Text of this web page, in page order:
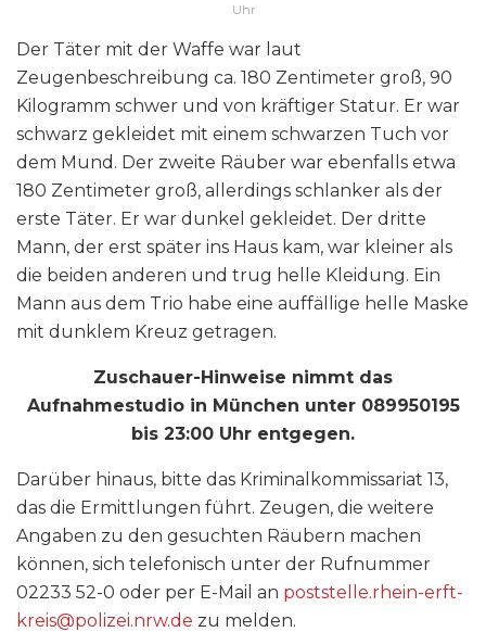
Uhr
Der Täter mit der Waffe war laut
Zeugenbeschreibung ca. 180 Zentimeter groß, 90
Kilogramm schwer und von kräftiger Statur. Er war
schwarz gekleidet mit einem schwarzen Tuch vor
dem Mund. Der zweite Räuber war ebenfalls etwa
180 Zentimeter groß, allerdings schlanker als der
erste Täter. Er war dunkel gekleidet. Der dritte
Mann, der erst später ins Haus kam, war kleiner als
die beiden anderen und trug helle Kleidung. Ein
Mann aus dem Trio habe eine auffällige helle Maske
mit dunklem Kreuz getragen.
Zuschauer-Hinweise nimmt das
Aufnahmestudio in München unter 089950195
bis 23:00 Uhr entgegen.
Darüber hinaus, bitte das Kriminalkommissariat 13,
das die Ermittlungen führt. Zeugen, die weitere
Angaben zu den gesuchten Räubern machen
können, sich telefonisch unter der Rufnummer
02233 52-0 oder per E-Mail an poststelle.rhein-erft-
kreis@polizei.nrw.de zu melden.